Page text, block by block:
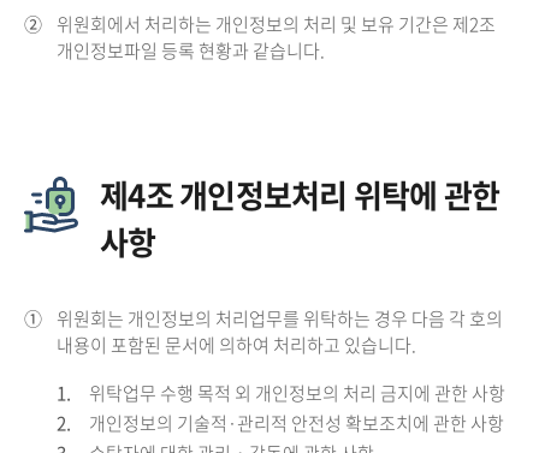
② 위원회에서 처리하는 개인정보의 처리 및 보유 기간은 제2조
개인정보파일 등록 현황과 같습니다.
제4조 개인정보처리 위탁에 관한
사항
① 위원회는 개인정보의 처리업무를 위탁하는 경우 다음 각 호의
내용이 포함된 문서에 의하여 처리하고 있습니다.
1.
위탁업무 수행 목적 외 개인정보의 처리 금지에 관한 사항
2.
개인정보의 기술적·관리적 안전성 확보조치에 관한 사항